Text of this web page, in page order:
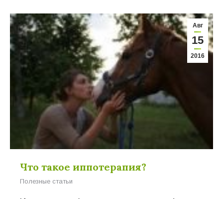
Авг
15
2016
Что такое иппотерапия?
Полезные статьи